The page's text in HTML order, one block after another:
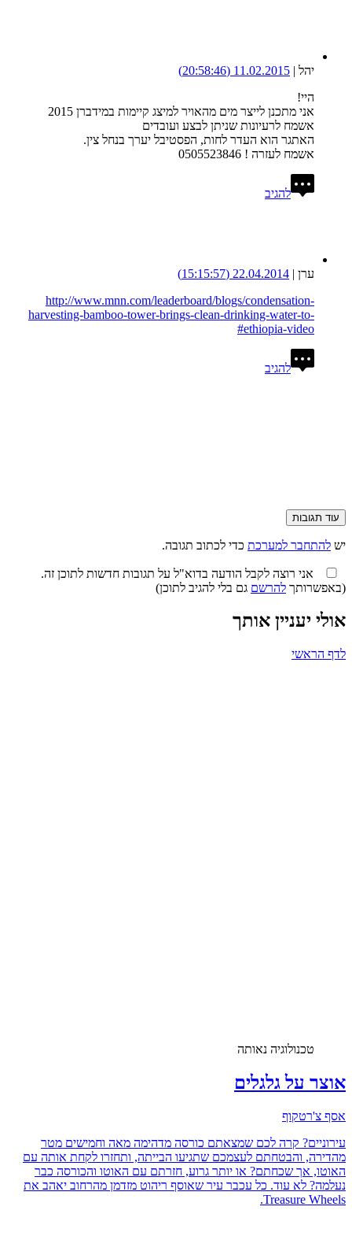
יהל|
11.02.2015
(20:58:46)
היי!
אני מתכנן לייצר מים מהאויר למיצג קיימות במידברן 2015
אשמח לרעיונות שניתן לבצע ועובדים
האתגר הוא העדר לחות, הפסטיבל יערך בנחל צין.
אשמח לעזרה ! 0505523846
להגיב
ערן|
22.04.2014
(15:15:57)
http://www.mnn.com/leaderboard/blogs/condensation-
harvesting-bamboo-tower-brings-clean-drinking-water-to-
ethiopia-video#
להגיב
עוד תגובות
ישלהתחבר למערכתכדי לכתוב תגובה.
אני רוצה לקבל הודעה בדוא"ל על תגובות חדשות לתוכן זה.
(באפשרותךלהרשםגם בלי להגיב לתוכן)
אולי יעניין אותך
לדף הראשי
טכנולוגיה נאותה
אוצר על גלגלים
אסף צ'רטקוף
עירוניים? קרה לכם שמצאתם כורסה מדהימה מאה וחמישים מטר
מהדירה, והבטחתם לעצמכם שתגיעו הבייתה, ותחזרו לקחת אותה עם
האוטו, אך שכחתם? או יותר גרוע, חזרתם עם האוטו והכורסה כבר
נעלמה? לא עוד. כל עכבר עיר שאוסף ריהוט מזדמן מהרחוב יאהב את
Treasure Wheels.